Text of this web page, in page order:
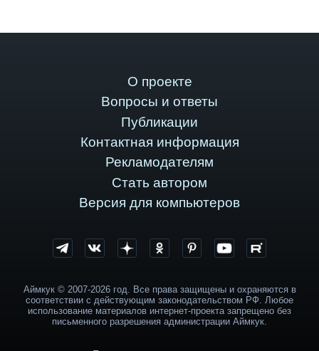
О проекте
Вопросы и ответы
Публикации
Контактная информация
Рекламодателям
Стать автором
Версия для компьютеров
Аймкук © 2007-2026 год. Все права защищены и охраняются в
соответствии с действующим законодательством РФ. Любое
использование материалов интернет-проекта запрещено без
письменного разрешения администрации Аймкук.